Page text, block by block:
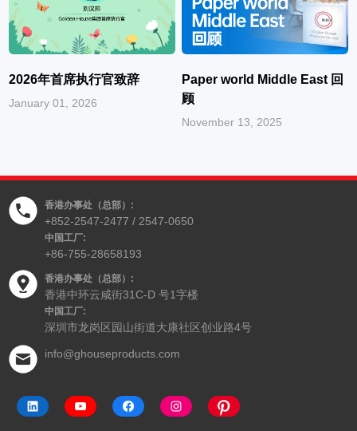
2026年首席执行官致辞
January 01, 2026
Paper world Middle East 回
顾
November 13, 2025
香港办事处（总部）:
+852-2547-2477 / 2547-0650
中国工厂:
+86-755-28658193
香港办事处（总部）:
香港中环云咸街31C-D 号1字楼
中国工厂:
深圳市龙岗区园山街道大康社区创业路4号
info@ghouseproducts.com